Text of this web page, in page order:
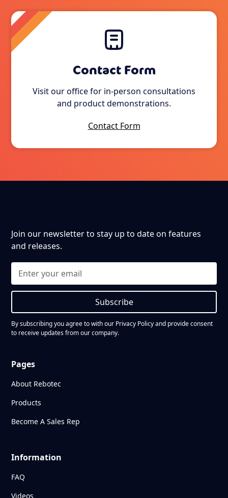
Contact Form
Visit our office for in-person consultations
and product demonstrations.
Contact Form
Join our newsletter to stay up to date on features
and releases.
Subscribe
By subscribing you agree to with our Privacy Policyand provide consent
to receive updates from our company.
Pages
About Rebotec
Products
Become A Sales Rep
Information
FAQ
Videos